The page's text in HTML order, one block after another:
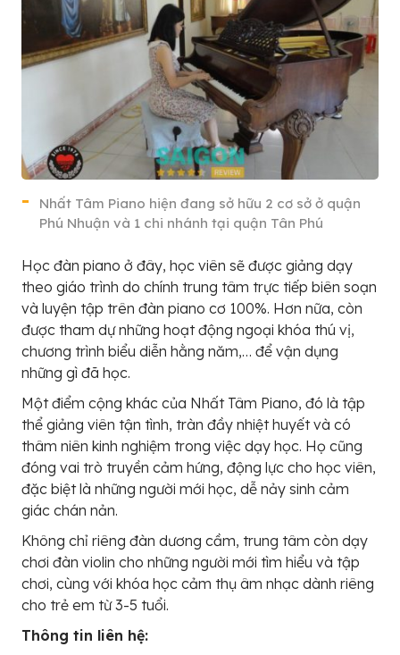
Nhất Tâm Piano hiện đang sở hữu 2 cơ sở ở quận
Phú Nhuận và 1 chi nhánh tại quận Tân Phú
Học đàn piano ở đây, học viên sẽ được giảng dạy
theo giáo trình do chính trung tâm trực tiếp biên soạn
và luyện tập trên đàn piano cơ 100%. Hơn nữa, còn
được tham dự những hoạt động ngoại khóa thú vị,
chương trình biểu diễn hằng năm,… để vận dụng
những gì đã học.
Một điểm cộng khác của Nhất Tâm Piano, đó là tập
thể giảng viên tận tình, tràn đầy nhiệt huyết và có
thâm niên kinh nghiệm trong việc dạy học. Họ cũng
đóng vai trò truyền cảm hứng, động lực cho học viên,
đặc biệt là những người mới học, dễ nảy sinh cảm
giác chán nản.
Không chỉ riêng đàn dương cầm, trung tâm còn dạy
chơi đàn violin cho những người mới tìm hiểu và tập
chơi, cùng với khóa học cảm thụ âm nhạc dành riêng
cho trẻ em từ 3-5 tuổi.
Thông tin liên hệ: